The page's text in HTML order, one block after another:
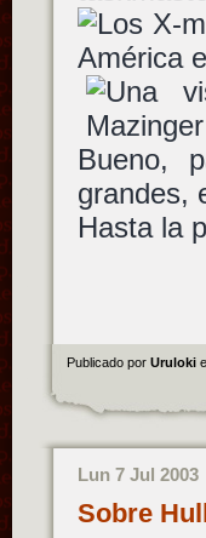
Bueno,
grandes,
Hasta la
Publicado por Uruloki
Lun 7 Jul 2003
Sobre